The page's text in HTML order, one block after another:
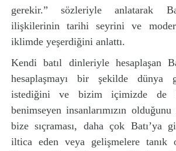
gerekir.” sözleriyle anlatarak
ilişkilerinin tarihi seyrini ve
iklimde yeşerdiğini anlattı.
Kendi batıl dinleriyle hesaplaşan
hesaplaşmayı bir şekilde dünya
istediğini ve bizim içimizde de
benimseyen insanlarımızın
bize sıçraması, daha çok Batı’ya
iltica eden veya gelişmelere tanık